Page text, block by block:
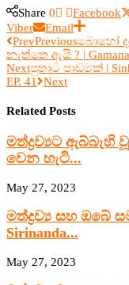
Share 0 Facebook
Viber
Email
PrevPreviousබොහෝ
නැත්තෙ ඇයි ? |
Nextපුතාට පාඩමක් |
EP. 41
Next
Related Posts
මත්ද්‍රව්‍යට
වෙන හැටි...
May 27, 2023
මත්ද්‍රව්‍ය සහ ඔබේ
Sirinanda...
May 27, 2023